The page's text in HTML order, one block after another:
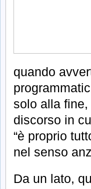
quando
solo alla
discorso in
“è proprio
nel senso
Da un lato,